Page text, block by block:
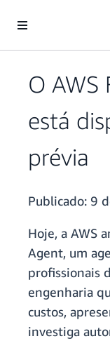
Pular para o conteúdo
O AWS
está
prévia
Publicado: 9
Hoje, a AWS
Agent, um
profissionais
engenharia
custos,
investiga